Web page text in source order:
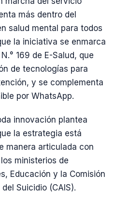
más dentro del
salud mental para todos
la iniciativa se enmarca
169 de E-Salud, que
de tecnologías para
y se complementa
por WhatsApp.
innovación plantea
la estrategia está
manera articulada con
ministerios de
Educación y la Comisión
Suicidio (CAIS).